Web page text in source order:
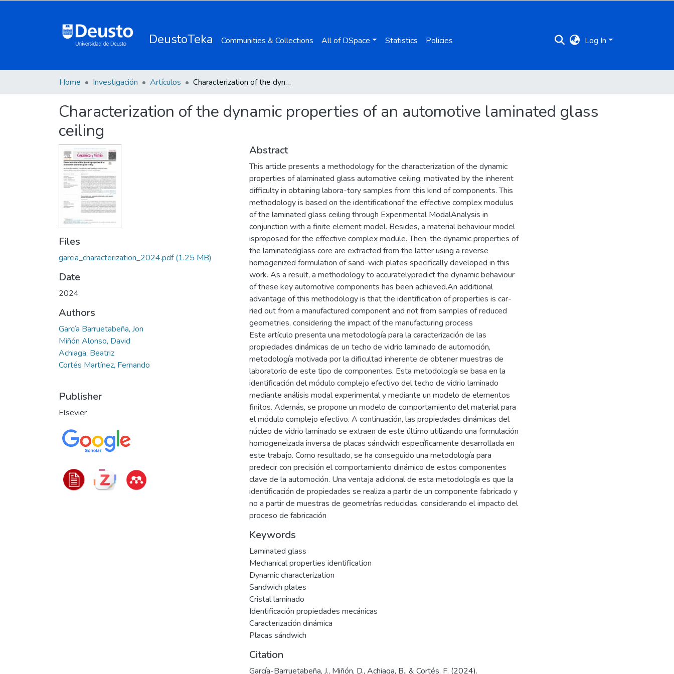
DeustoTeka Communities & Collections All of DSpace Statistics Policies Log In
Home Investigación Artículos Characterization of the dynamic properties of an automotive laminated glass ceiling
Characterization of the dynamic properties of an automotive laminated glass
ceiling
Files
garcia_characterization_2024.pdf(1.25 MB)
Date
2024
Authors
García Barruetabeña, Jon
Miñón Alonso, David
Achiaga, Beatriz
Cortés Martínez, Fernando
Publisher
Elsevier
Abstract
This article presents a methodology for the characterization of the dynamic
properties of alaminated glass automotive ceiling, motivated by the inherent
difficulty in obtaining labora-tory samples from this kind of components. This
methodology is based on the identificationof the effective complex modulus
of the laminated glass ceiling through Experimental ModalAnalysis in
conjunction with a finite element model. Besides, a material behaviour model
isproposed for the effective complex module. Then, the dynamic properties of
the laminatedglass core are extracted from the latter using a reverse
homogenized formulation of sand-wich plates specifically developed in this
work. As a result, a methodology to accuratelypredict the dynamic behaviour
of these key automotive components has been achieved.An additional
advantage of this methodology is that the identification of properties is car-
ried out from a manufactured component and not from samples of reduced
geometries, considering the impact of the manufacturing process
Este artículo presenta una metodología para la caracterización de las
propiedades dinámicas de un techo de vidrio laminado de automoción,
metodología motivada por la dificultad inherente de obtener muestras de
laboratorio de este tipo de componentes. Esta metodología se basa en la
identificación del módulo complejo efectivo del techo de vidrio laminado
mediante análisis modal experimental y mediante un modelo de elementos
finitos. Además, se propone un modelo de comportamiento del material para
el módulo complejo efectivo. A continuación, las propiedades dinámicas del
núcleo de vidrio laminado se extraen de este último utilizando una formulación
homogeneizada inversa de placas sándwich específicamente desarrollada en
este trabajo. Como resultado, se ha conseguido una metodología para
predecir con precisión el comportamiento dinámico de estos componentes
clave de la automoción. Una ventaja adicional de esta metodología es que la
identificación de propiedades se realiza a partir de un componente fabricado y
no a partir de muestras de geometrías reducidas, considerando el impacto del
proceso de fabricación
Keywords
Laminated glass
Mechanical properties identification
Dynamic characterization
Sandwich plates
Cristal laminado
Identificación propiedades mecánicas
Caracterización dinámica
Placas sándwich
Citation
García-Barruetabeña, J., Miñón, D., Achiaga, B., & Cortés, F. (2024).